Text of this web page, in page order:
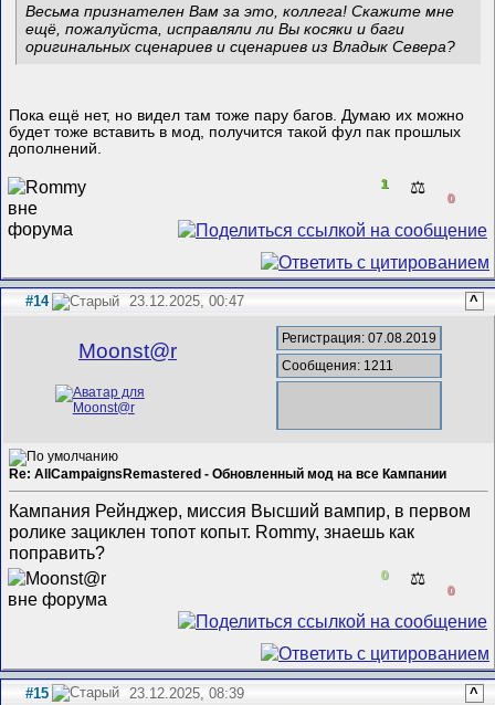
Весьма признателен Вам за это, коллега! Скажите мне
ещё, пожалуйста, исправляли ли Вы косяки и баги
оригинальных сценариев и сценариев из Владык Севера?
Пока ещё нет, но видел там тоже пару багов. Думаю их можно
будет тоже вставить в мод, получится такой фул пак прошлых
дополнений.
1 ⚖️
0
#14 23.12.2025, 00:47 ^
Mооnst@r
Регистрация: 07.08.2019
Сообщения: 1211
Re: AllCampaignsRemastered - Обновленный мод на все Кампании
Кампания Рейнджер, миссия Высший вампир, в первом
ролике зациклен топот копыт. Rommy, знаешь как
поправить?
0 ⚖️
0
#15 23.12.2025, 08:39 ^